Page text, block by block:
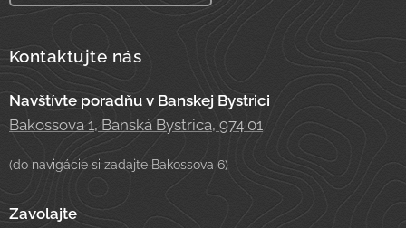
Kontaktujte nás
Navštívte poradňu v Banskej Bystrici
Bakossova 1, Banská Bystrica, 974 01
(do navigácie si zadajte Bakossova 6)
Zavolajte